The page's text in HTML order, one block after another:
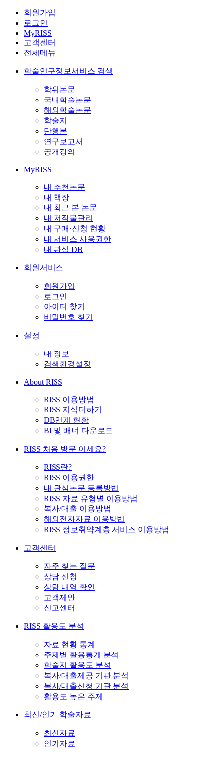
회원가입
로그인
MyRISS
고객센터
전체메뉴
학술연구정보서비스 검색
학위논문
국내학술논문
해외학술논문
학술지
단행본
연구보고서
공개강의
MyRISS
내 추천논문
내 책장
내 최근 본 논문
내 저작물관리
내 구매·신청 현황
내 서비스 사용권한
내 관심 DB
회원서비스
회원가입
로그인
아이디 찾기
비밀번호 찾기
설정
내 정보
검색환경설정
About RISS
RISS 이용방법
RISS 지식더하기
DB연계 현황
BI 및 배너 다운로드
RISS 처음 방문 이세요?
RISS란?
RISS 이용권한
내 관심논문 등록방법
RISS 자료 유형별 이용방법
복사/대출 이용방법
해외전자자료 이용방법
RISS 정보취약계층 서비스 이용방법
고객센터
자주 찾는 질문
상담 신청
상담 내역 확인
고객제안
신고센터
RISS 활용도 분석
자료 현황 통계
주제별 활용통계 분석
학술지 활용도 분석
복사/대출제공 기관 분석
복사/대출신청 기관 분석
활용도 높은 주제
최신/인기 학술자료
최신자료
인기자료